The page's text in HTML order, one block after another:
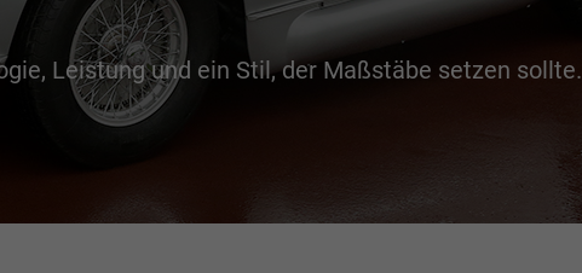
Leistung und ein Stil, der Maßstäbe setzen sollte.